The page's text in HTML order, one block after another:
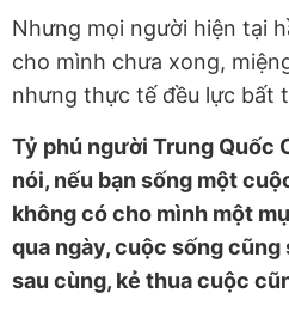
Nhưng mọi người hiện tại
cho mình chưa xong,
nhưng thực tế đều lực bất
Tỷ phú người Trung Quốc
nói, nếu bạn sống một
không có cho mình một
qua ngày, cuộc sống cũng
sau cùng, kẻ thua cuộc